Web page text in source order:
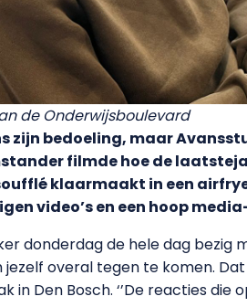
de Onderwijsboulevard
zijn bedoeling, maar
filmde hoe de
klaarmaakt in een
video’s en een hoop
donderdag de hele dag
overal tegen te komen.
in Den Bosch. ‘’De reacties